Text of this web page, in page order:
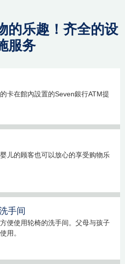
的乐趣！齐全的设
服务
卡在館內設置的Seven銀行ATM提
儿的顾客也可以放心的享受购物乐
手间
便使用轮椅的洗手间。父母与孩子
用。